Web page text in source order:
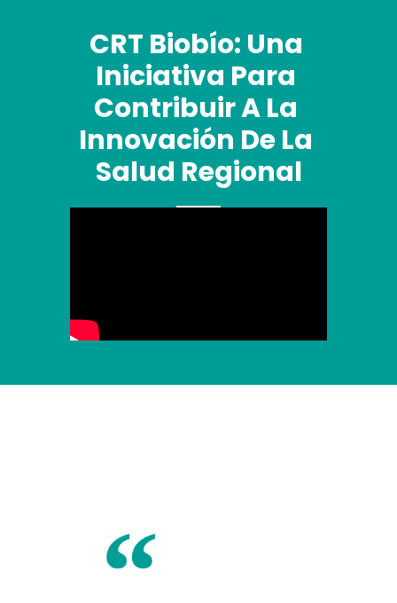
CRT Biobío: Una
Iniciativa Para
Contribuir A La
Innovación De La
Salud Regional